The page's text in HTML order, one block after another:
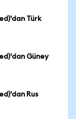
Türk
Güney
Rus